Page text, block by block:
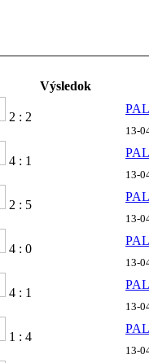
Výsledok
2 : 2
13-
4 : 1
13-
2 : 5
13-
4 : 0
13-
4 : 1
13-
1 : 4
13-